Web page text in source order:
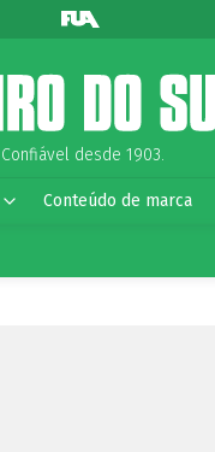
Confiável desde 1903.
Conteúdo de marca